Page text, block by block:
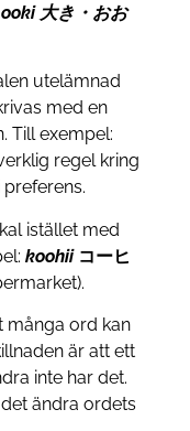
ooki 大き・おお
utelämnad
med en
Till exempel:
regel kring
istället med
koohii コーヒ
många ord kan
är att ett
inte har det.
ändra ordets